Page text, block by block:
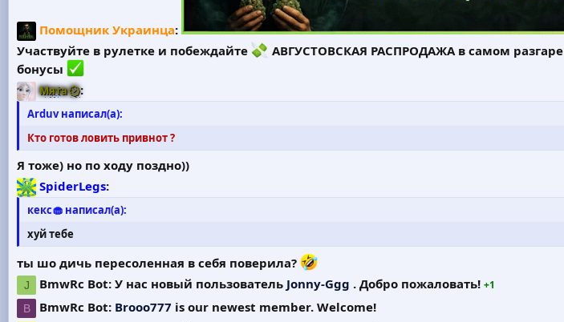
Помощник Украинца:
Участвуйте в рулетке и побеждайте
АВГУСТОВСКАЯ РАСПРОДАЖА в самом разгаре
бонусы
Мята :
Arduv написал(а):
Кто готов ловить привнот ?
Я тоже) но по ходу поздно))
SpiderLegs:
кекс🧁 написал(а):
хуй тебе
ты шо дичь пересоленная в себя поверила?
J BmwRc Bot: У нас новый пользователь Jonny-Ggg . Добро пожаловать! +1
B BmwRc Bot: Brooo777 is our newest member. Welcome!